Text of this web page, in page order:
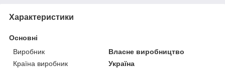
Характеристики
Основні
Виробник
Власне виробництво
Країна виробник
Україна